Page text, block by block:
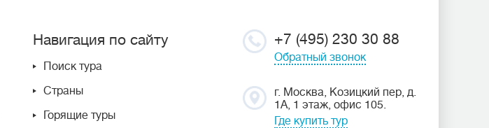
Навигация по сайту
Поиск тура
Страны
Горящие туры
+7 (495) 230 30 88
Обратный звонок
г. Москва, Козицкий пер, д.
1А, 1 этаж, офис 105.
Где купить тур